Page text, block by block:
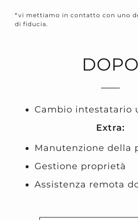
*vi mettiamo in contatto con uno
di fiducia.
DOPO
Cambio intestatario
Extra:
Manutenzione della
Gestione proprietà
Assistenza remota